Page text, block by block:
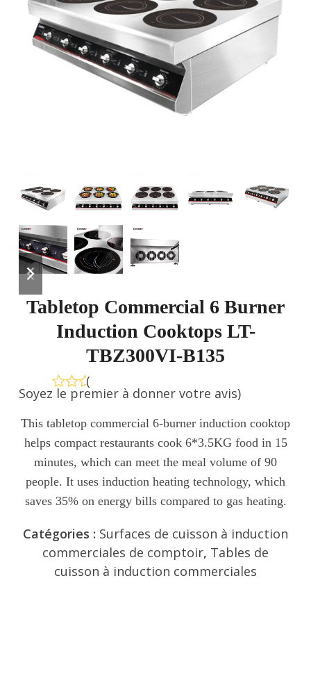
previous
slide
next
slide
Tabletop Commercial 6 Burner
Induction Cooktops LT-
TBZ300VI-B135
Note
sur
(
Soyez le premier à donner votre avis)
This tabletop commercial 6-burner induction cooktop
helps compact restaurants cook 6*3.5KG food in 15
minutes, which can meet the meal volume of 90
people. It uses induction heating technology, which
saves 35% on energy bills compared to gas heating.
Catégories : Surfaces de cuisson à induction
commerciales de comptoir, Tables de
cuisson à induction commerciales